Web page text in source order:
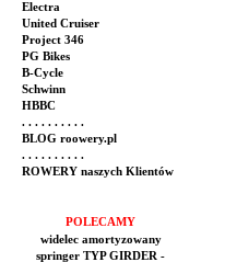
Electra
United Cruiser
Project 346
PG Bikes
B-Cycle
Schwinn
HBBC
. . . . . . . . . .
BLOG roowery.pl
. . . . . . . . . .
ROWERY naszych Klientów
POLECAMY
widelec amortyzowany
springer TYP GIRDER -